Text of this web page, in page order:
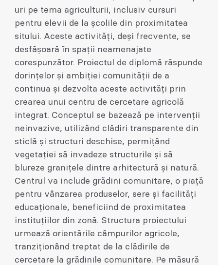
uri pe tema agriculturii, inclusiv cursuri
pentru elevii de la școlile din proximitatea
sitului. Aceste activități, deși frecvente, se
desfășoară în spații neamenajate
corespunzător. Proiectul de diplomă răspunde
dorințelor și ambiției comunității de a
continua și dezvolta aceste activități prin
crearea unui centru de cercetare agricolă
integrat. Conceptul se bazează pe intervenții
neinvazive, utilizând clădiri transparente din
sticlă și structuri deschise, permițând
vegetației să invadeze structurile și să
blureze granițele dintre arhitectură și natură.
Centrul va include grădini comunitare, o piață
pentru vânzarea produselor, sere și facilități
educaționale, beneficiind de proximitatea
instituțiilor din zonă. Structura proiectului
urmează orientările câmpurilor agricole,
tranziționând treptat de la clădirile de
cercetare la grădinile comunitare. Pe măsură